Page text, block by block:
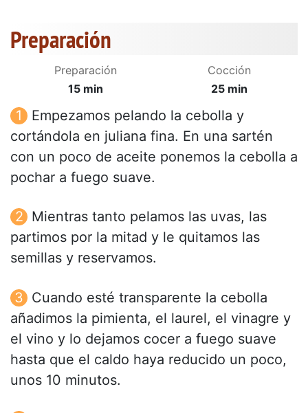
Preparación
Preparación
15 min
Cocción
25 min
Empezamos pelando la cebolla y
cortándola en juliana fina. En una sartén
con un poco de aceite ponemos la cebolla a
pochar a fuego suave.
Mientras tanto pelamos las uvas, las
partimos por la mitad y le quitamos las
semillas y reservamos.
Cuando esté transparente la cebolla
añadimos la pimienta, el laurel, el vinagre y
el vino y lo dejamos cocer a fuego suave
hasta que el caldo haya reducido un poco,
unos 10 minutos.